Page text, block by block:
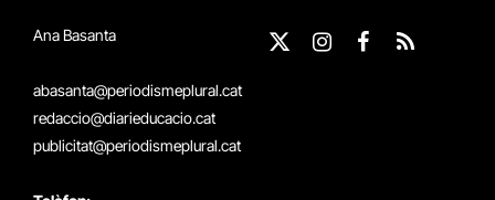
Ana Basanta
abasanta@periodismeplural.cat
redaccio@diarieducacio.cat
publicitat@periodismeplural.cat
X
Instagram
Facebook
RSS